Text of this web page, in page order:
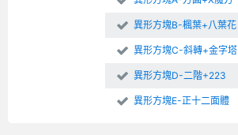
異形方塊B-楓葉+八葉花
異形方塊C-斜轉+金字塔
異形方塊D-二階+223
異形方塊E-正十二面體